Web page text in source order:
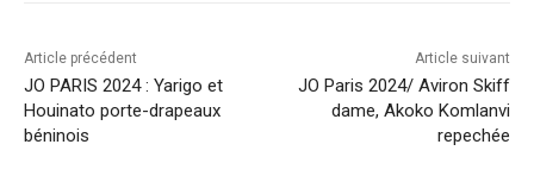
Article précédent
JO PARIS 2024 : Yarigo et
Houinato porte-drapeaux
béninois
Article suivant
JO Paris 2024/ Aviron Skiff
dame, Akoko Komlanvi
repechée